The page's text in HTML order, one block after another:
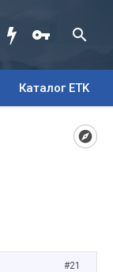
Каталог ETK
#21